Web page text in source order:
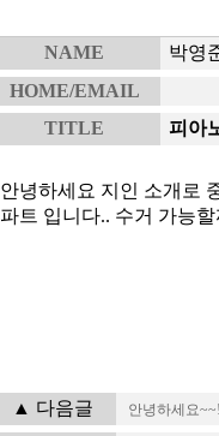
NAME
박영
HOME/EMAIL
TITLE
피아
안녕하세요 지인 소개로
파트 입니다.. 수거 가능할
▲ 다음글 안녕하세요